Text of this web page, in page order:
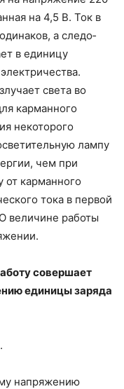
на 4,5 В. Ток в
а следо­
в единицу
света во
карманного
некоторого
лампу
чем при
от карманного
тока в первой
величине работы
совершает
единицы заряда
напряжению